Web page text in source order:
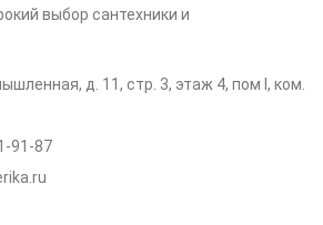
выбор сантехники и
д. 11, стр. 3, этаж 4, пом I, ком.
91-87